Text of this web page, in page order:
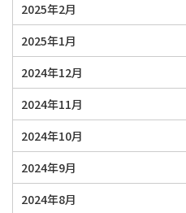
2025年2月
2025年1月
2024年12月
2024年11月
2024年10月
2024年9月
2024年8月